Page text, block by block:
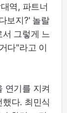
역, 파트너
보지?' 놀랄
그렇게 느
다"라고 이
연기를 지켜
다. 최민식